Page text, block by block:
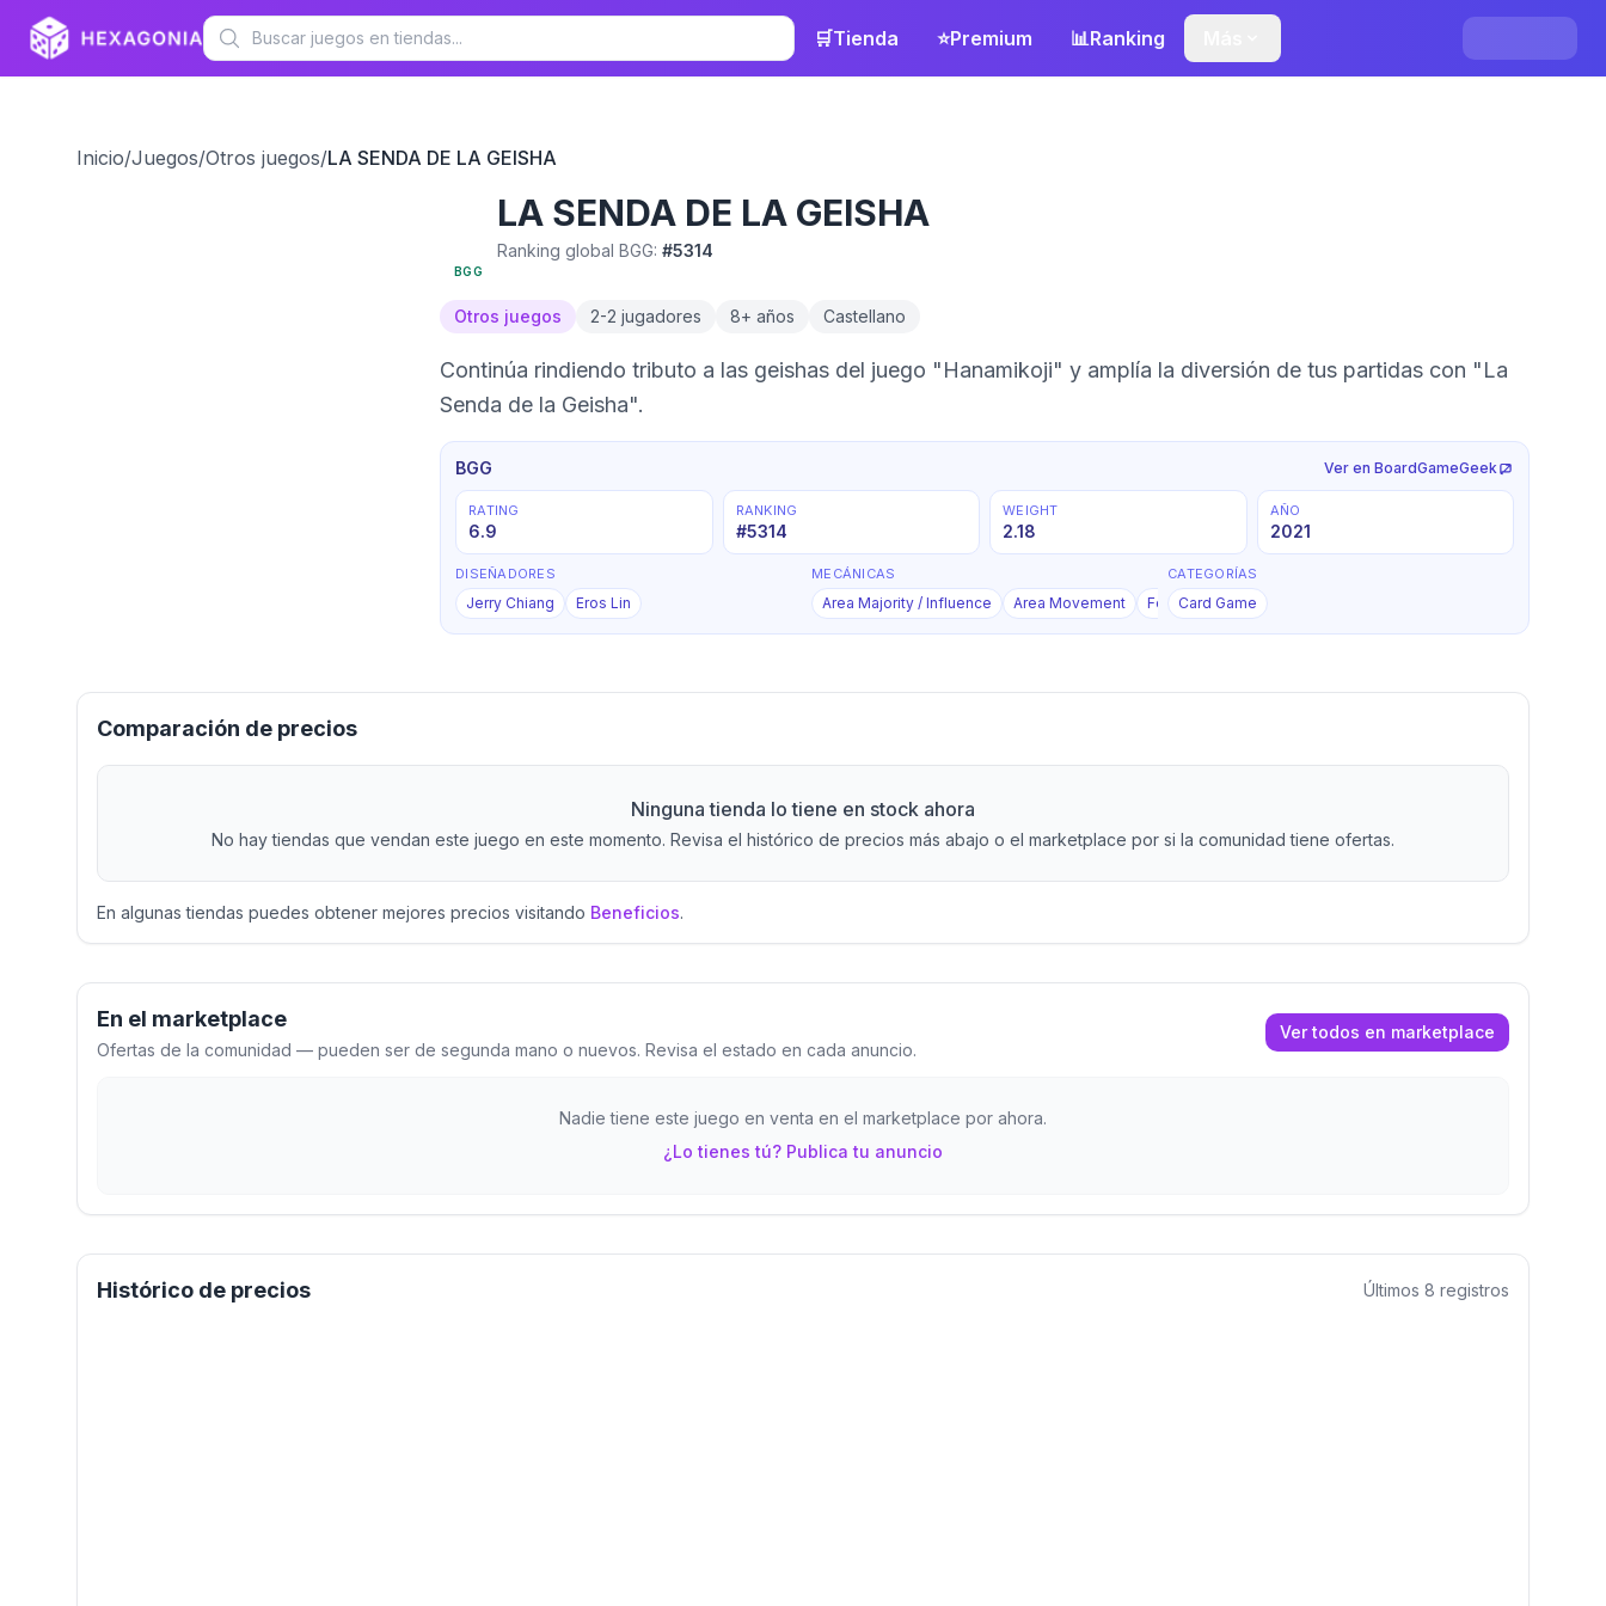
🛒Tienda ⭐Premium 📊Ranking
Inicio/Juegos/Otros juegos/LA SENDA DE LA GEISHA
BGG
LA SENDA DE LA GEISHA
Ranking global BGG: #5314
Otros juegos 2-2 jugadores 8+ años Castellano
Continúa rindiendo tributo a las geishas del juego "Hanamikoji" y amplía la diversión de tus partidas con "La
Senda de la Geisha".
BGG Ver en BoardGameGeek
RATING
6.9
RANKING
#5314
WEIGHT
2.18
AÑO
2021
DISEÑADORES
Jerry Chiang Eros Lin
MECÁNICAS
Area Majority / Influence Area Movement Force Commitment
CATEGORÍAS
Card Game
Comparación de precios
Ninguna tienda lo tiene en stock ahora
No hay tiendas que vendan este juego en este momento. Revisa el histórico de precios más abajo o el marketplace por si la comunidad tiene ofertas.
En algunas tiendas puedes obtener mejores precios visitando Beneficios.
En el marketplace
Ofertas de la comunidad — pueden ser de segunda mano o nuevos. Revisa el estado en cada anuncio.
Ver todos en marketplace
Nadie tiene este juego en venta en el marketplace por ahora.
¿Lo tienes tú? Publica tu anuncio
Histórico de precios Últimos 8 registros